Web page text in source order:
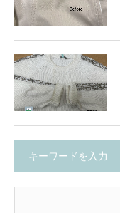
キーワードを入力